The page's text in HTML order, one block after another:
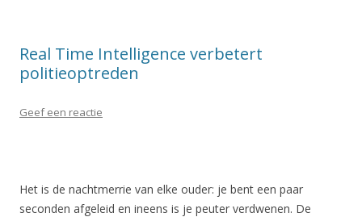
Real Time Intelligence verbetert
politieoptreden
Geef een reactie
Het is de nachtmerrie van elke ouder: je bent een paar
seconden afgeleid en ineens is je peuter verdwenen. De